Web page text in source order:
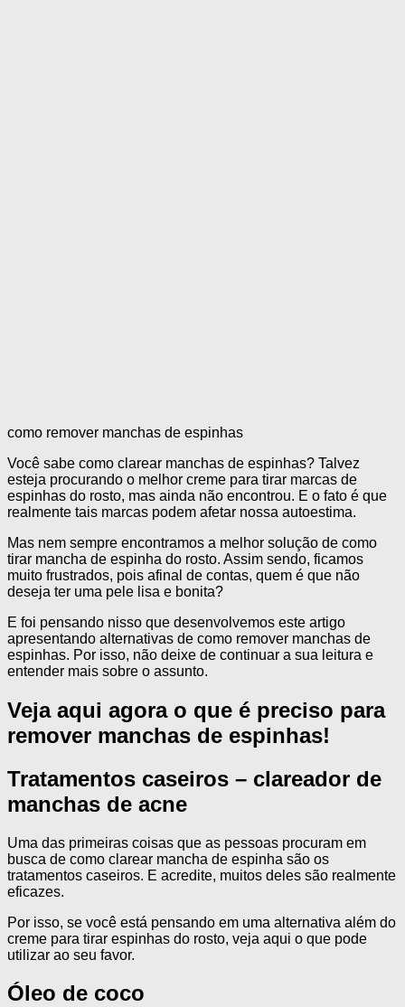
como remover manchas de espinhas
Você sabe como clarear manchas de espinhas? Talvez
esteja procurando o melhor creme para tirar marcas de
espinhas do rosto, mas ainda não encontrou. E o fato é que
realmente tais marcas podem afetar nossa autoestima.
Mas nem sempre encontramos a melhor solução de como
tirar mancha de espinha do rosto. Assim sendo, ficamos
muito frustrados, pois afinal de contas, quem é que não
deseja ter uma pele lisa e bonita?
E foi pensando nisso que desenvolvemos este artigo
apresentando alternativas de como remover manchas de
espinhas. Por isso, não deixe de continuar a sua leitura e
entender mais sobre o assunto.
Veja aqui agora o que é preciso para
remover manchas de espinhas!
Tratamentos caseiros – clareador de
manchas de acne
Uma das primeiras coisas que as pessoas procuram em
busca de como clarear mancha de espinha são os
tratamentos caseiros. E acredite, muitos deles são realmente
eficazes.
Por isso, se você está pensando em uma alternativa além do
creme para tirar espinhas do rosto, veja aqui o que pode
utilizar ao seu favor.
Óleo de coco